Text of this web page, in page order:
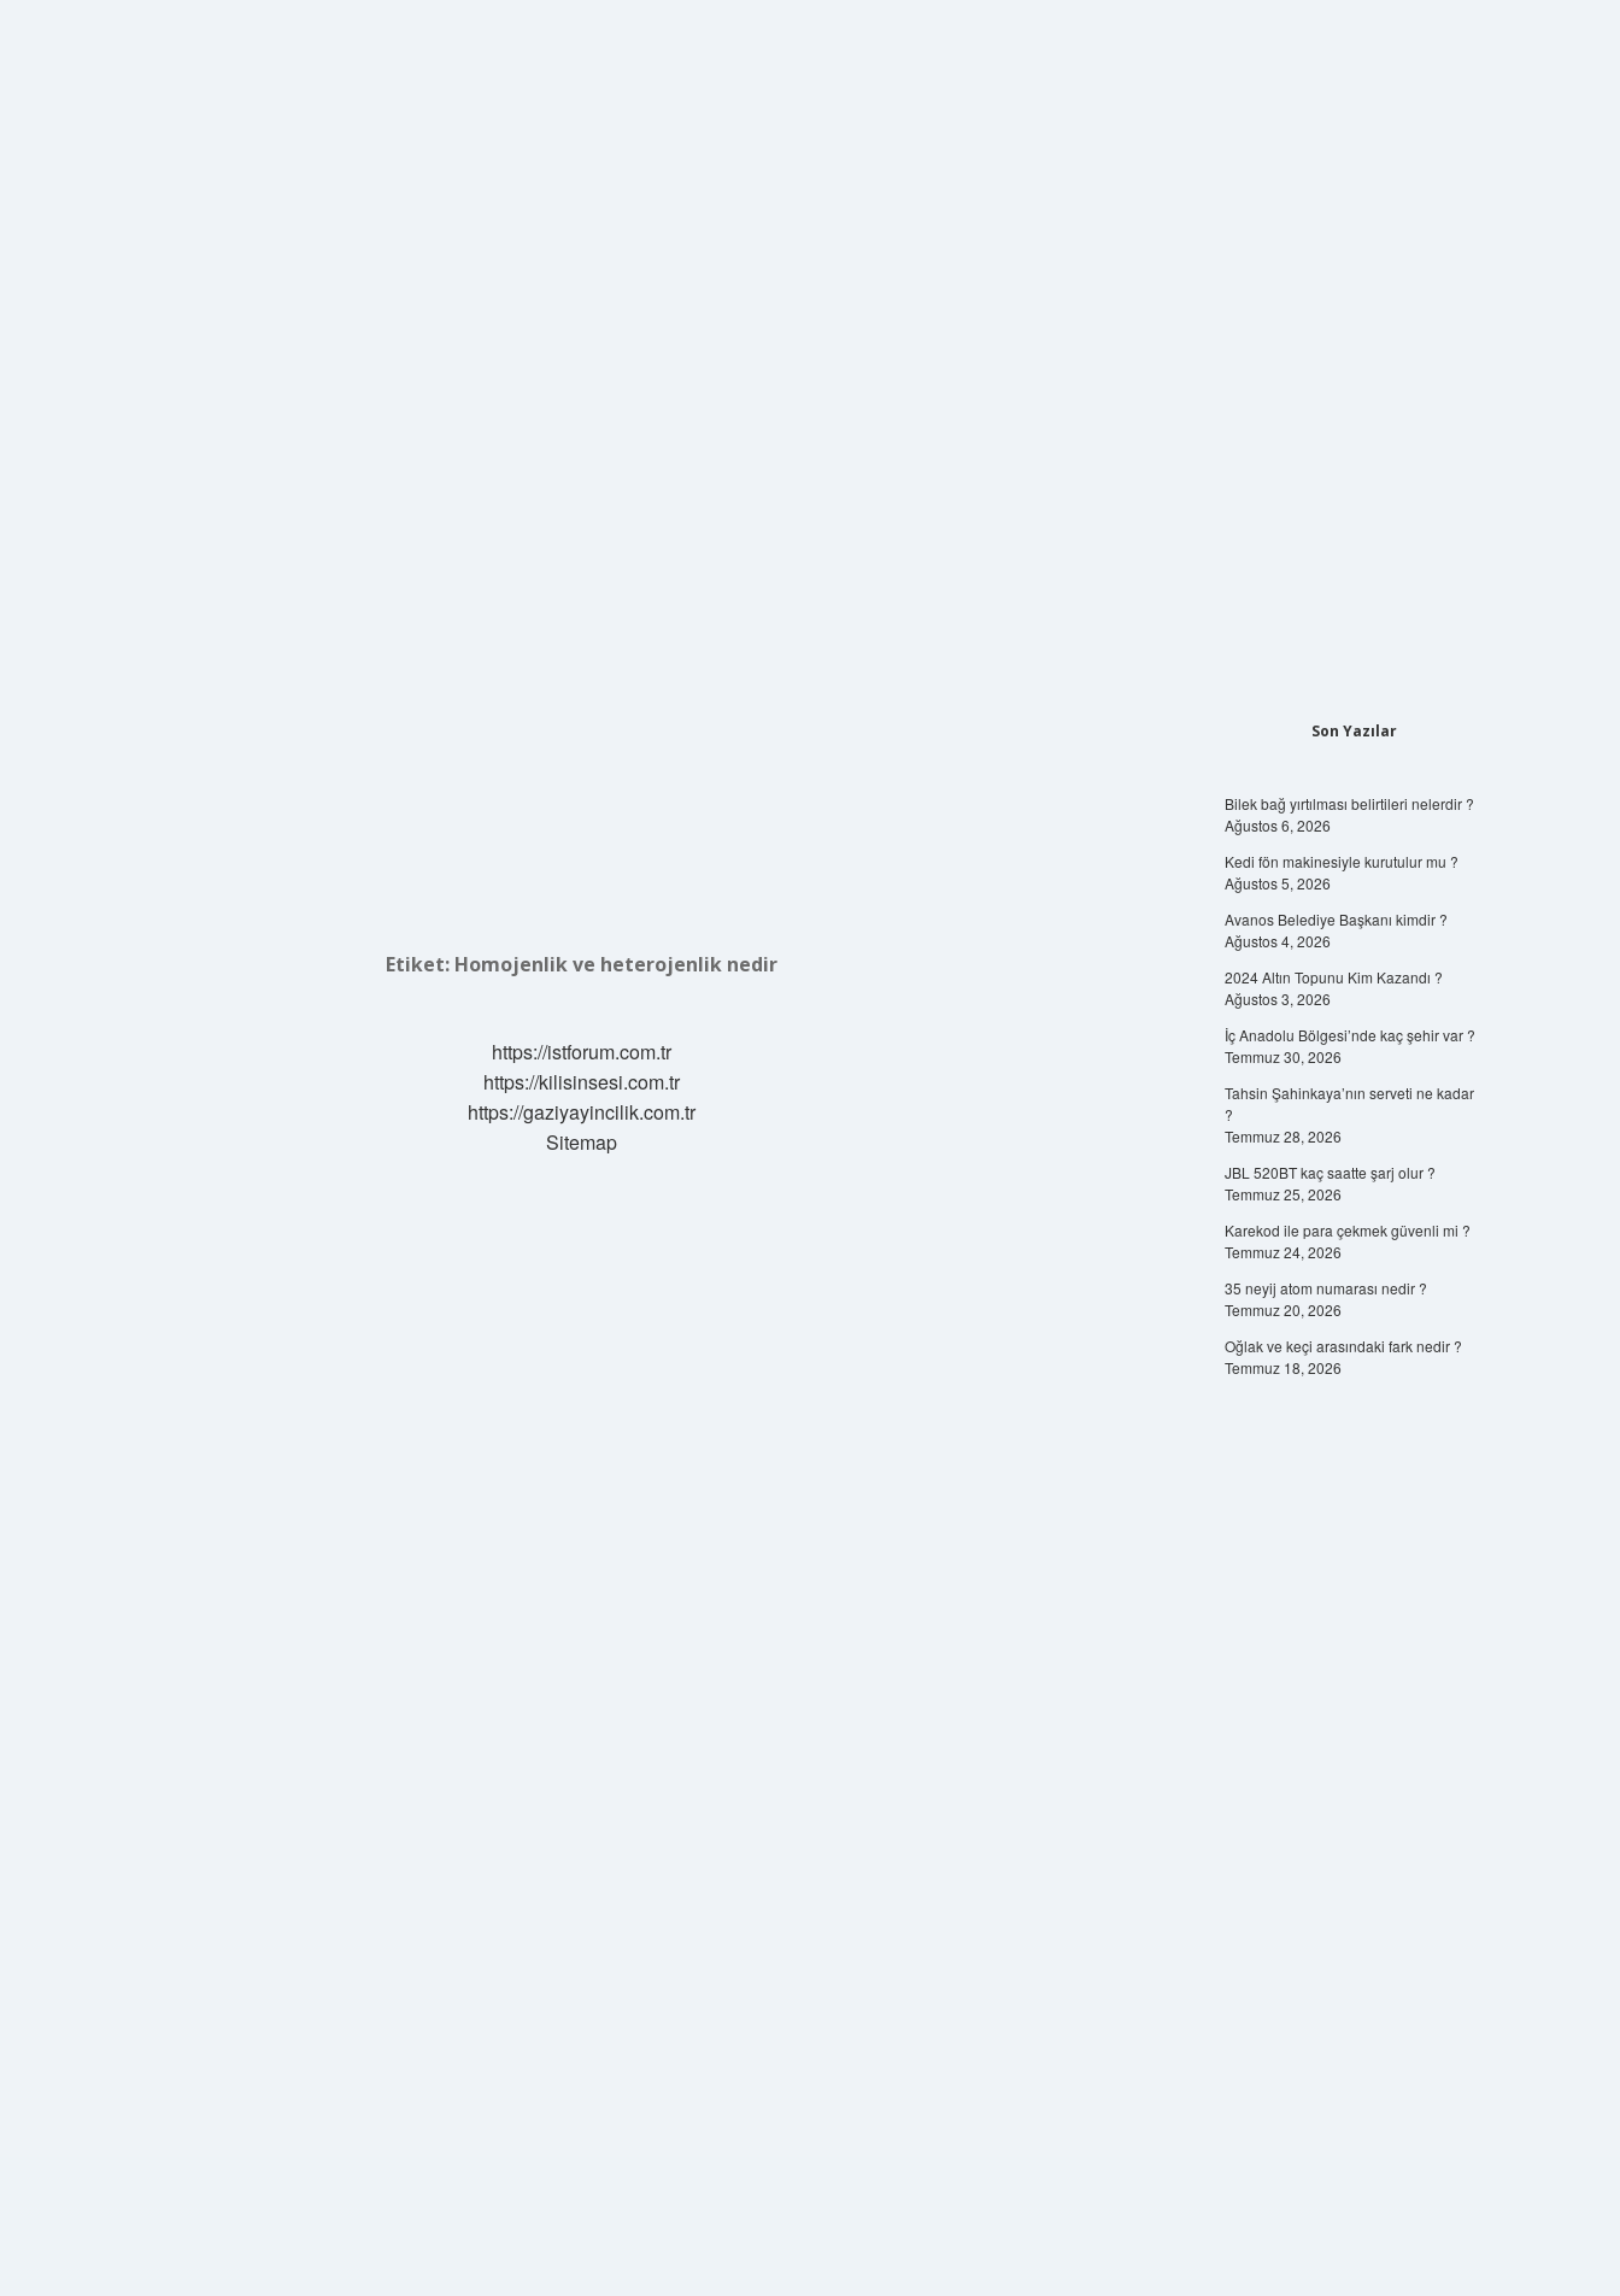
Etiket: Homojenlik ve heterojenlik nedir
https://istforum.com.tr
https://kilisinsesi.com.tr
https://gaziyayincilik.com.tr
Sitemap
Son Yazılar
Bilek bağ yırtılması belirtileri nelerdir ?
Ağustos 6, 2026
Kedi fön makinesiyle kurutulur mu ?
Ağustos 5, 2026
Avanos Belediye Başkanı kimdir ?
Ağustos 4, 2026
2024 Altın Topunu Kim Kazandı ?
Ağustos 3, 2026
İç Anadolu Bölgesi’nde kaç şehir var ?
Temmuz 30, 2026
Tahsin Şahinkaya’nın serveti ne kadar
?
Temmuz 28, 2026
JBL 520BT kaç saatte şarj olur ?
Temmuz 25, 2026
Karekod ile para çekmek güvenli mi ?
Temmuz 24, 2026
35 neyij atom numarası nedir ?
Temmuz 20, 2026
Oğlak ve keçi arasındaki fark nedir ?
Temmuz 18, 2026